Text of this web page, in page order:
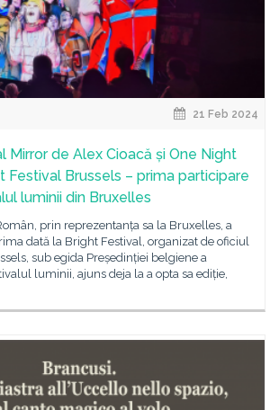
21 Feb 2024
Mirror de Alex Cioacă și One Night
Festival Brussels – prima participare
luminii din Bruxelles
prin reprezentanța sa la Bruxelles, a
dată la Bright Festival, organizat de oficiul
sub egida Președinției belgiene a
luminii, ajuns deja la a opta sa ediție,